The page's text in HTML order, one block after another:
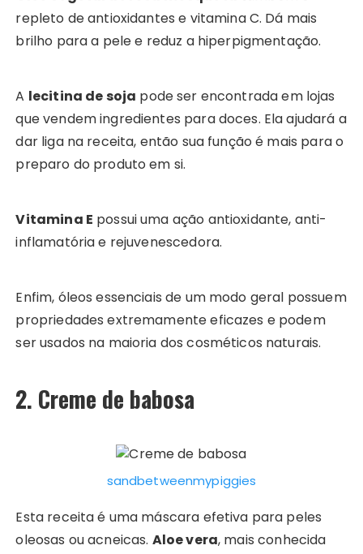
repleto de antioxidantes e vitamina C. Dá mais
brilho para a pele e reduz a hiperpigmentação.
A lecitina de soja pode ser encontrada em lojas
que vendem ingredientes para doces. Ela ajudará a
dar liga na receita, então sua função é mais para o
preparo do produto em si.
Vitamina E possui uma ação antioxidante, anti-
inflamatória e rejuvenescedora.
Enfim, óleos essenciais de um modo geral possuem
propriedades extremamente eficazes e podem
ser usados na maioria dos cosméticos naturais.
2. Creme de babosa
sandbetweenmypiggies
Esta receita é uma máscara efetiva para peles
oleosas ou acneicas. Aloe vera, mais conhecida